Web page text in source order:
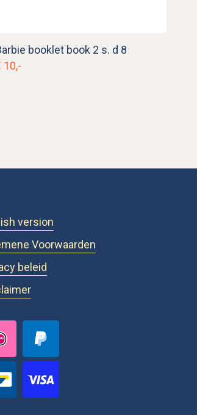
booklet book 2 s. d 8
10,-
version
Voorwaarden
beleid